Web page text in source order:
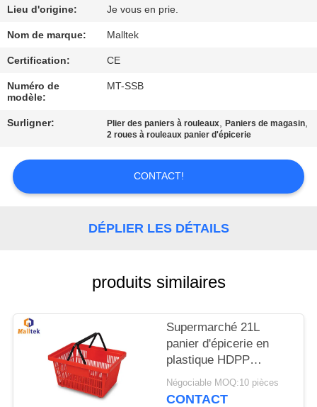
D'USINE
CONTRÔLE
DE
QUALITÉ
NOUS
NOUVELLES
CITATION
PLAN
Lieu d'origine: Je vous en prie.
Nom de marque: Malltek
Certification: CE
Numéro de
modèle:
MT-SSB
Surligner: Plier des paniers à rouleaux,Paniers de magasin,
2 roues à rouleaux panier d'épicerie
CONTACT!
DÉPLIER LES DÉTAILS
produits similaires
Supermarché 21L
panier d'épicerie en
plastique HDPP
conique
Négociable MOQ:10 pièces
CONTACT